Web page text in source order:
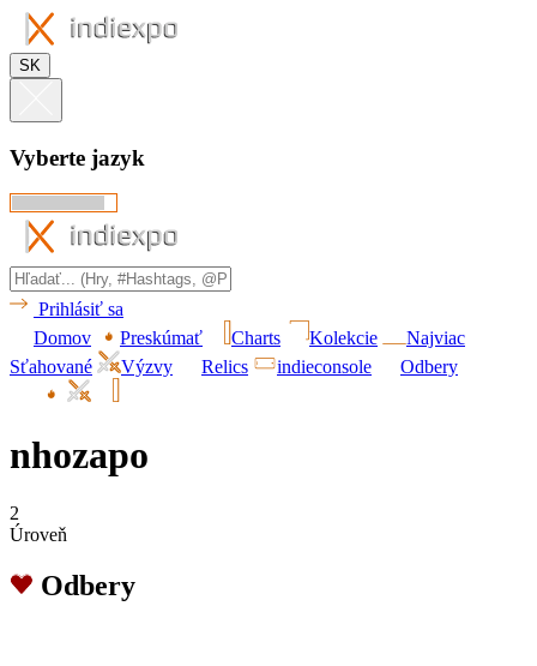
SK
Vyberte jazyk
Prihlásiť sa
Domov
Preskúmať Charts Kolekcie
Najviac
Sťahované
Výzvy Relics indieconsole Odbery
nhozapo
2
Úroveň
Odbery